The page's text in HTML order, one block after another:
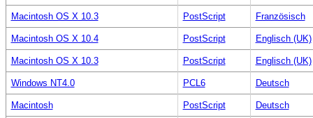
Macintosh OS X 10.3 PostScript Französisch
Macintosh OS X 10.4 PostScript Englisch (UK)
Macintosh OS X 10.3 PostScript Englisch (UK)
Windows NT4.0 PCL6 Deutsch
Macintosh PostScript Deutsch